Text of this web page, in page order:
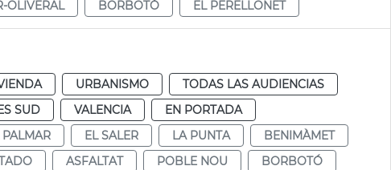
OLIVERAL BORBOTÓ EL PERELLONET
URBANISMO
TODAS LAS AUDIENCIAS
SUD VALENCIA
EN PORTADA
PALMAR EL SALER LA PUNTA
BENIMÀMET
ASFALTAT POBLE NOU
BORBOTÓ